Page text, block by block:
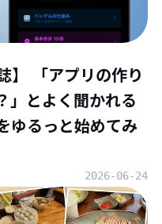
】 「アプリの作り
」とよく聞かれる
ゆるっと始めてみ
2026-06-24